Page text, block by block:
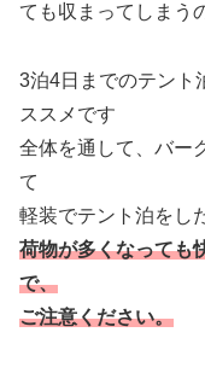
ても収まってしまう
3泊4日までのテント
ススメです
全体を通して、バー
て
軽装でテント泊をし
荷物が多くなっても
で、
ご注意ください。